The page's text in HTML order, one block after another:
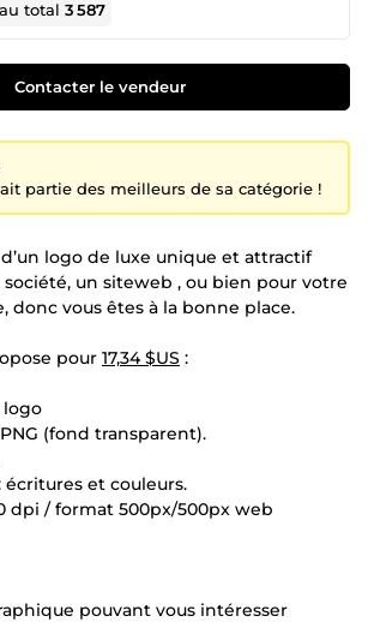
total3 587
Contacter le vendeur
partie des meilleurs de sa catégorie !
logo de luxe unique et attractif
un siteweb , ou bien pour votre
donc vous êtes à la bonne place.
pour 17,34 $US :
logo
(fond transparent).
et couleurs.
dpi / format 500px/500px web
pouvant vous intéresser